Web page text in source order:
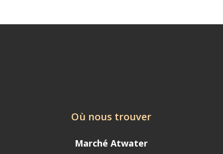
Où nous trouver
Marché Atwater